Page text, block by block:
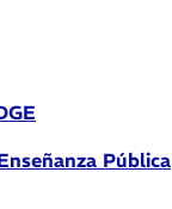
Pública